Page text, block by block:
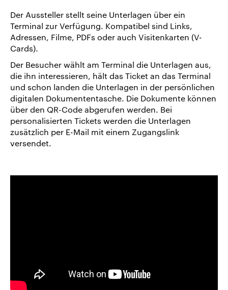
Der Aussteller stellt seine Unterlagen über ein
Terminal zur Verfügung. Kompatibel sind Links,
Adressen, Filme, PDFs oder auch Visitenkarten (V-
Cards).
Der Besucher wählt am Terminal die Unterlagen aus,
die ihn interessieren, hält das Ticket an das Terminal
und schon landen die Unterlagen in der persönlichen
digitalen Dokumententasche. Die Dokumente können
über den QR-Code abgerufen werden. Bei
personalisierten Tickets werden die Unterlagen
zusätzlich per E-Mail mit einem Zugangslink
versendet.